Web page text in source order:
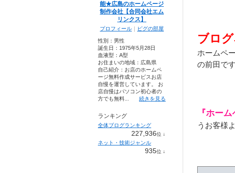
ブロ
ホームペ
の前田です
『ホー
うお客様よ
能★広島のホームページ
制作会社【合同会社エム
リンクス】
プロフィール ｜ ピグの部屋
性別： 男性
誕生日： 1975年5月28日
血液型： A型
お住まいの地域： 広島県
自己紹介：お店のホームペ
ージ無料作成サービスお店
自慢を運営しています。 お
店自慢はパソコン初心者の
方でも無料...
続きを見る
ランキング
全体ブログランキング
227,936位 ↓
ネット・技術ジャンル
935位 ↓